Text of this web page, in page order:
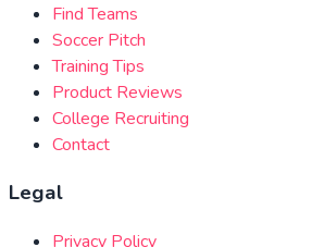
Find Teams
Soccer Pitch
Training Tips
Product Reviews
College Recruiting
Contact
Legal
Privacy Policy